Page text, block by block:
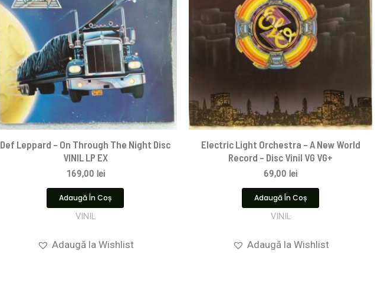
Def Leppard – On Through The Night Disc
VINIL LP EX
169,00 lei
Adaugă În Coș
VINIL
Adaugă la Wishlist
Electric Light Orchestra – A New World
Record – Disc Vinil VG VG+
69,00 lei
Adaugă În Coș
VINIL
Adaugă la Wishlist